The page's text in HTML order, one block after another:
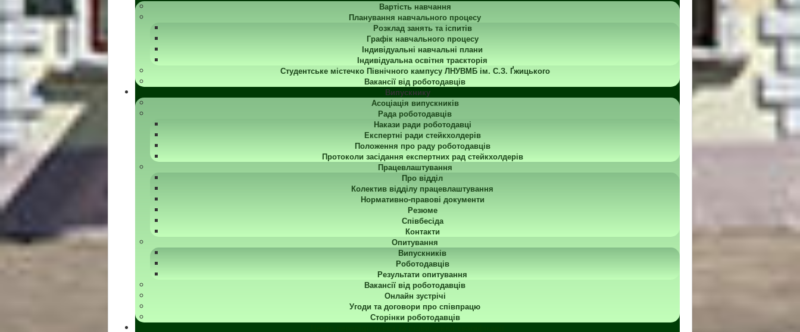
Вартість навчання
Планування навчального процесу
Розклад занять та іспитів
Графік навчального процесу
Індивідуальні навчальні плани
Індивідуальна освітня траєкторія
Студентське містечко Північного кампусу ЛНУВМБ ім. С.З. Ґжицького
Вакансії від роботодавців
Випускнику
Асоціація випускників
Рада роботодавців
Накази ради роботодавці
Експертні ради стейкхолдерів
Положення про раду роботодавців
Протоколи засідання експертних рад стейкхолдерів
Працевлаштування
Про відділ
Колектив відділу працевлаштування
Нормативно-правові документи
Резюме
Співбесіда
Контакти
Опитування
Випускників
Роботодавців
Результати опитування
Вакансії від роботодавців
Онлайн зустрічі
Угоди та договори про співпрацю
Сторінки роботодавців